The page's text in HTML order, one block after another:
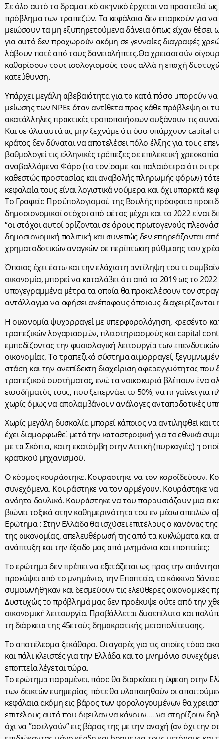
Σε όλο αυτό το δραματικό σκηνικό έρχεται να προστεθεί
πρόβλημα των τραπεζών. Tα κεφάλαια δεν επαρκούν για
μειώσουν τα μη εξυπηρετούμενα δάνεια όπως είχαν θέσει
για αυτό δεν προχωρούν ακόμη σε γενναίες διαγραφές
λάβουν ποτέ από τους δανειολήπτες.Θα χρειαστούν
καθαρίσουν τους ισολογισμούς τους αλλά η εποχή
κατεύθυνση.
Υπάρχει μεγάλη αβεβαιότητα για το κατά πόσο μπορούν να
μείωσης των NPEs όταν αντίθετα προς κάθε πρόβλεψη οι
ακατάλληλες πρακτικές τροποποιήσεων αυξάνουν τις
Και σε όλα αυτά ας μην ξεχνάμε ότι όσο υπάρχουν capital
κράτος δεν δύναται να αποτελέσει πόλο έλξης για τους
βαθμολογεί τις ελληνικές τράπεζες σε επιλεκτική
αναβαλλόμενο Φόρο (το τονίσαμε και παλαιότερα ότι οι
καθεστώς προστασίας και αναβολής πληρωμής φόρων) τότε
κεφαλαία τους είναι λογιστικά νούμερα και όχι υπαρκτά
Το Γραφείο Προϋπολογισμού της Βουλής πρόσφατα
δημοσιονομικοί στόχοι από φέτος μέχρι και το 2022 είναι
“οι στόχοι αυτοί ορίζονται σε όρους πρωτογενούς
δημοσιονομική πολιτική και συνεπώς δεν επηρεάζονται
χρηματοδοτικών αναγκών σε περίπτωση ρύθμισης του
Όποιος έχει έστω και την ελάχιστη αντίληψη του τι
οικονομία, μπορεί να καταλάβει ότι από το 2019 ως το
υπογεγραμμένα μέτρα τα οποία θα προκαλέσουν τον
αντάλλαγμα να αφήσει ανέπαφους όποιους
Η οικονομία ψυχορραγεί με υπερφορολόγηση, κρεσέντο
τραπεζικών λογαριασμών, πλειστηριασμούς και capital
εμποδίζοντας την φυσιολογική λειτουργία των
οικονομίας. Το τραπεζικό σύστημα αιμορραγεί,
στάση και την ανεπίδεκτη διαχείριση αφερεγγυότητας που
τραπεζικού συστήματος, ενώ τα νοικοκυριά βλέπουν ένα
εισοδήματός τους, που ξεπερνάει το 50%, να πηγαίνει
χωρίς όμως να απολαμβάνουν ανάλογες ανταποδοτικές
Χωρίς μεγάλη δυσκολία μπορεί κάποιος να αντιληφθεί και
έχει διαμορφωθεί μετά την καταστροφική για τα εθνικά
με τα Σκόπια, και η εκατόμβη στην Αττική (πυρκαγιές) η
κρατικού μηχανισμού.
Ο κόσμος κουράστηκε. Κουράστηκε να τον κοροϊδεύουν.
συνεχόμενα. Κουράστηκε να τον αρμέγουν. Κουράστηκε να
ανόητο δουλικό. Κουράστηκε να του παρουσιάζουν μια
βιώνει τοξικά στην καθημερινότητα του εν μέσω απειλών
Ερώτημα : Στην Ελλάδα θα ισχύσει επιτέλους ο κανόνας
της οικονομίας, απελευθέρωσή της από τα κυκλώματα και
ανάπτυξη και την έξοδό μας από μνημόνια και εποπτείες;
Το ερώτημα δεν πρέπει να εξετάζεται ως προς την
προκύψει από το μνημόνιο, την Εποπτεία, τα κόκκινα
συμφωνήθηκαν και δεσμεύουν τις ελεύθερες οικονομικές
Δυστυχώς το πρόβλημά μας δεν προέκυψε ούτε από την
οικονομική λειτουργία. Προβάλλεται δυσεπίλυτο και
τη διάρκεια της 45ετούς δημοκρατικής μεταπολίτευσης.
Το αποτέλεσμα ξεκάθαρο. Οι αγορές για τις οποίες τόσα
και πάλι κλειστές για την Ελλάδα και το μνημόνιο
εποπτεία λέγεται τώρα.
Το ερώτημα παραμένει, πόσο θα διαρκέσει η ύφεση στην
των δεικτών ευημερίας, πότε θα υλοποιηθούν οι
κεφάλαια ακόμη εις βάρος των φορολογουμένων θα
επιτέλους αυτό που όφειλαν να κάνουν…..να στηρίζουν
όχι να ”ασελγούν” εις βάρος της με την ανοχή (αν όχι την